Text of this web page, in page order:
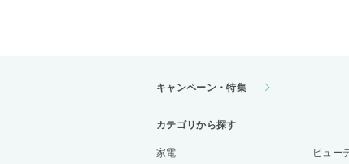
キャンペーン・特集
カテゴリから探す
家電 ビュー